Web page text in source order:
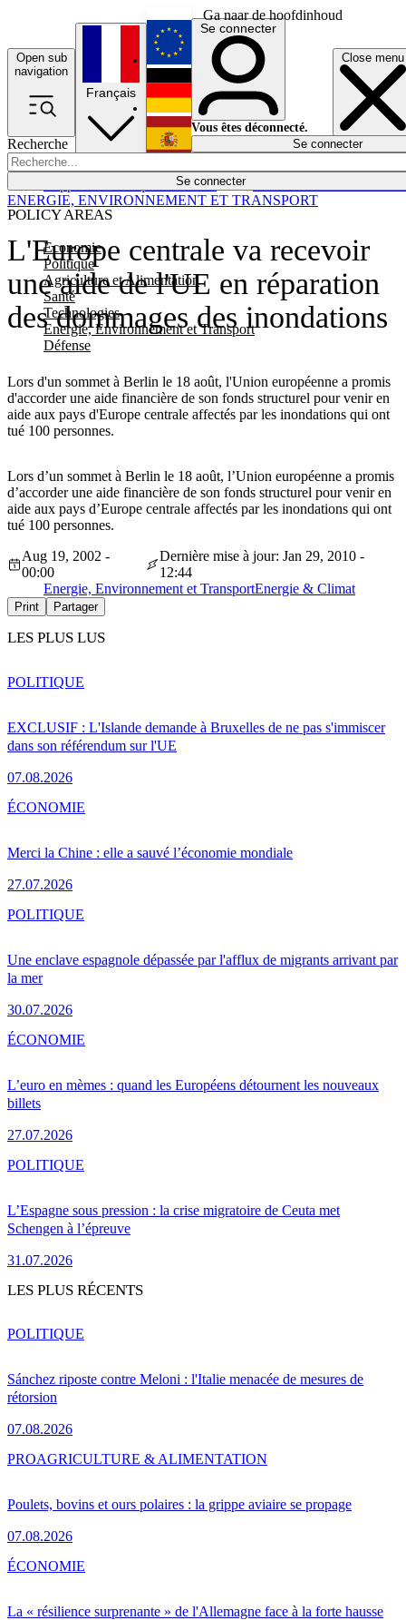
Ga naar de hoofdinhoud
Open sub
navigation
Close menu
Recherche
Se connecter
POLICY AREAS
Economie
Politique
Agriculture et Alimentation
Santé
Technologies
Energie, Environnement et Transport
Défense
Économie
Français
English
Deutsch
Español
Se connecter
Vous êtes déconnecté.
Se connecter
L'Europe centrale va recevoir
une aide de l'UE en réparation
des dommages des inondations
Lors d'un sommet à Berlin le 18 août, l'Union européenne a promis
d'accorder une aide financière de son fonds structurel pour venir en
aide aux pays d'Europe centrale affectés par les inondations qui ont
tué 100 personnes.
ENERGIE, ENVIRONNEMENT ET TRANSPORT
Lors d’un sommet à Berlin le 18 août, l’Union européenne a promis
d’accorder une aide financière de son fonds structurel pour venir en
aide aux pays d’Europe centrale affectés par les inondations qui ont
tué 100 personnes.
Aug 19, 2002 -
00:00
Dernière mise à jour: Jan 29, 2010 -
12:44
Energie, Environnement et TransportEnergie & Climat
Print Partager
LES PLUS LUS
EXCLUSIF : L'Islande demande à Bruxelles de ne pas s'immiscer
dans son référendum sur l'UE
07.08.2026
POLITIQUE
Merci la Chine : elle a sauvé l’économie mondiale
27.07.2026
ÉCONOMIE
Une enclave espagnole dépassée par l'afflux de migrants arrivant par
la mer
30.07.2026
POLITIQUE
L’euro en mèmes : quand les Européens détournent les nouveaux
billets
27.07.2026
ÉCONOMIE
L’Espagne sous pression : la crise migratoire de Ceuta met
Schengen à l’épreuve
31.07.2026
POLITIQUE
LES PLUS RÉCENTS
Sánchez riposte contre Meloni : l'Italie menacée de mesures de
rétorsion
07.08.2026
POLITIQUE
Poulets, bovins et ours polaires : la grippe aviaire se propage
07.08.2026
PROAGRICULTURE & ALIMENTATION
La « résilience surprenante » de l'Allemagne face à la forte hausse
ÉCONOMIE